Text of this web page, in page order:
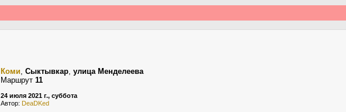
Коми, Сыктывкар, улица Менделеева
Маршрут 11
24 июля 2021 г., суббота
Автор: DeaDKed